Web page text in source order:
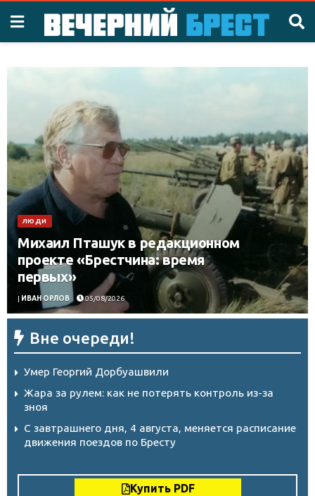
ЛЮДИ
Михаил Пташук в редакционном
проекте «Брестчина: время
первых»
| ИВАН ОРЛОВ 05/08/2026
Вне очереди!
Умер Георгий Дорбуашвили
Жара за рулем: как не потерять контроль из-за
зноя
С завтрашнего дня, 4 августа, меняется расписание
движения поездов по Бресту
Купить PDF